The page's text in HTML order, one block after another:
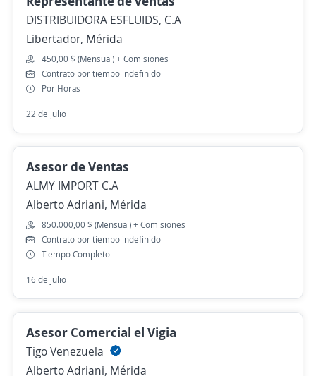
DISTRIBUIDORA ESFLUIDS, C.A
Libertador, Mérida
450,00 $ (Mensual) + Comisiones
Contrato por tiempo indefinido
Por Horas
22 de julio
Asesor de Ventas
ALMY IMPORT C.A
Alberto Adriani, Mérida
850.000,00 $ (Mensual) + Comisiones
Contrato por tiempo indefinido
Tiempo Completo
16 de julio
Asesor Comercial el Vigia
Tigo Venezuela
Alberto Adriani, Mérida